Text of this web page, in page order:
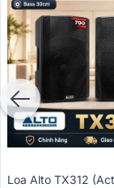
Loa Alto TX312